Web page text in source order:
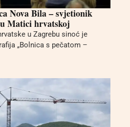
Nova Bila – svjetionik
Matici hrvatskoj
u Zagrebu sinoć je
„Bolnica s pečatom –